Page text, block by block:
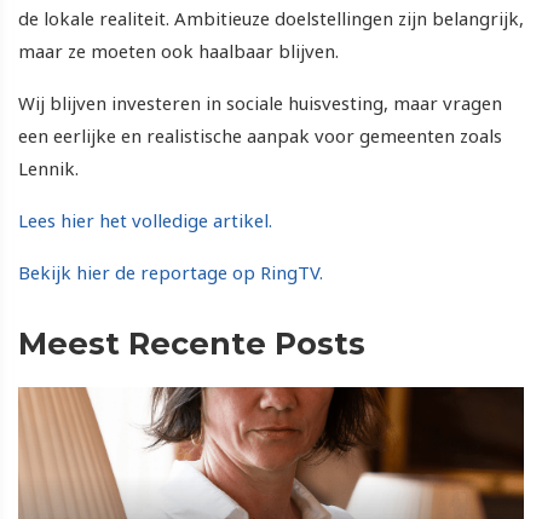
de lokale realiteit. Ambitieuze doelstellingen zijn belangrijk,
maar ze moeten ook haalbaar blijven.
Wij blijven investeren in sociale huisvesting, maar vragen
een eerlijke en realistische aanpak voor gemeenten zoals
Lennik.
Lees hier het volledige artikel.
Bekijk hier de reportage op RingTV.
Meest Recente Posts